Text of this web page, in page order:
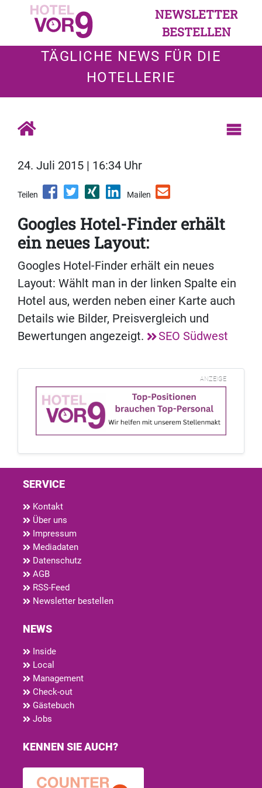
NEWSLETTER
BESTELLEN
TÄGLICHE NEWS FÜR DIE
HOTELLERIE
24. Juli 2015 | 16:34 Uhr
Teilen Mailen
Googles Hotel-Finder erhält
ein neues Layout:
Googles Hotel-Finder erhält ein neues
Layout: Wählt man in der linken Spalte ein
Hotel aus, werden neben einer Karte auch
Details wie Bilder, Preisvergleich und
Bewertungen angezeigt.
SEO Südwest
ANZEIGE
SERVICE
Kontakt
Über uns
Impressum
Mediadaten
Datenschutz
AGB
RSS-Feed
Newsletter bestellen
NEWS
Inside
Local
Management
Check-out
Gästebuch
Jobs
KENNEN SIE AUCH?